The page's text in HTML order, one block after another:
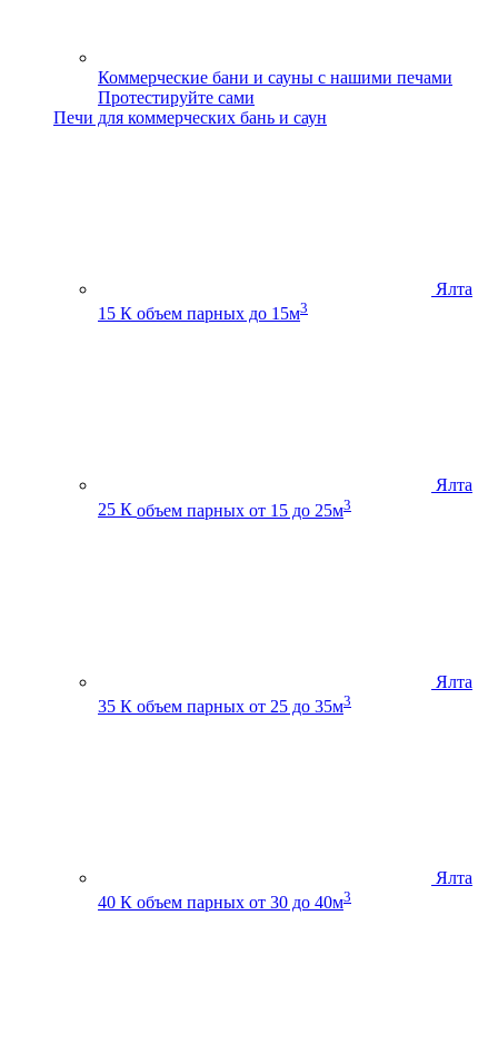
Коммерческие бани и сауны с нашими печами
Протестируйте сами
Печи для коммерческих бань и саун
Ялта
15 К объем парных до 15м3
Ялта
25 К объем парных от 15 до 25м3
Ялта
35 К объем парных от 25 до 35м3
Ялта
40 К объем парных от 30 до 40м3